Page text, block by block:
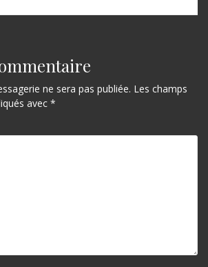
ne sera pas publiée. Les champs
avec *